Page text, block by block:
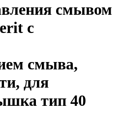
смывом
с
смыва,
для
тип 40